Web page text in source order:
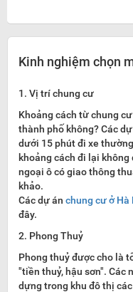
Kinh nghiệm chọn
1. Vị trí chung cư
Khoảng cách từchung cư
thành phố không? Các
dưới 15 phút đi xe
khoảng cách đi lại
ngoại ô có giao thông
khảo.
Các dự án chung cư ở Hà
đây.
2. Phong Thuỷ
Phong thuỷ được cho là
"tiền thuỷ, hậu sơn". Các
dựng trong khu đô thị